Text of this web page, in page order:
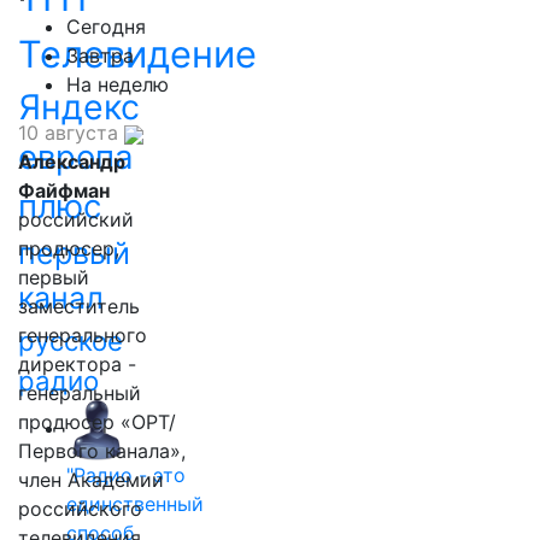
Телевидение
Яндекс
европа
плюс
первый
канал
русское
радио
"Радио - это
единственный
способ
Сегодня
Завтра
На неделю
10 августа
Александр
Файфман
российский
продюсер,
первый
заместитель
генерального
директора -
генеральный
продюсер «ОРТ/
Первого канала»,
член Академии
российского